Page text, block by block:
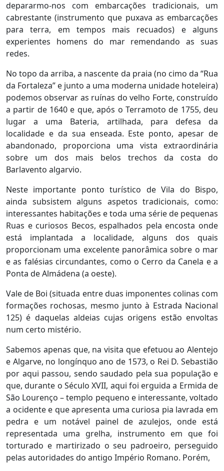
depararmo-nos com embarcações tradicionais, um
cabrestante (instrumento que puxava as embarcações
para terra, em tempos mais recuados) e alguns
experientes homens do mar remendando as suas
redes.
No topo da arriba, a nascente da praia (no cimo da “Rua
da Fortaleza” e junto a uma moderna unidade hoteleira)
podemos observar as ruínas do velho Forte, construído
a partir de 1640 e que, após o Terramoto de 1755, deu
lugar a uma Bateria, artilhada, para defesa da
localidade e da sua enseada. Este ponto, apesar de
abandonado, proporciona uma vista extraordinária
sobre um dos mais belos trechos da costa do
Barlavento algarvio.
Neste importante ponto turístico de Vila do Bispo,
ainda subsistem alguns aspetos tradicionais, como:
interessantes habitações e toda uma série de pequenas
Ruas e curiosos Becos, espalhados pela encosta onde
está implantada a localidade, alguns dos quais
proporcionam uma excelente panorâmica sobre o mar
e as falésias circundantes, como o Cerro da Canela e a
Ponta de Almádena (a oeste).
Vale de Boi (situada entre duas imponentes colinas com
formações rochosas, mesmo junto à Estrada Nacional
125) é daquelas aldeias cujas origens estão envoltas
num certo mistério.
Sabemos apenas que, na visita que efetuou ao Alentejo
e Algarve, no longínquo ano de 1573, o Rei D. Sebastião
por aqui passou, sendo saudado pela sua população e
que, durante o Século XVII, aqui foi erguida a Ermida de
São Lourenço – templo pequeno e interessante, voltado
a ocidente e que apresenta uma curiosa pia lavrada em
pedra e um notável painel de azulejos, onde está
representada uma grelha, instrumento em que foi
torturado e martirizado o seu padroeiro, perseguido
pelas autoridades do antigo Império Romano. Porém,